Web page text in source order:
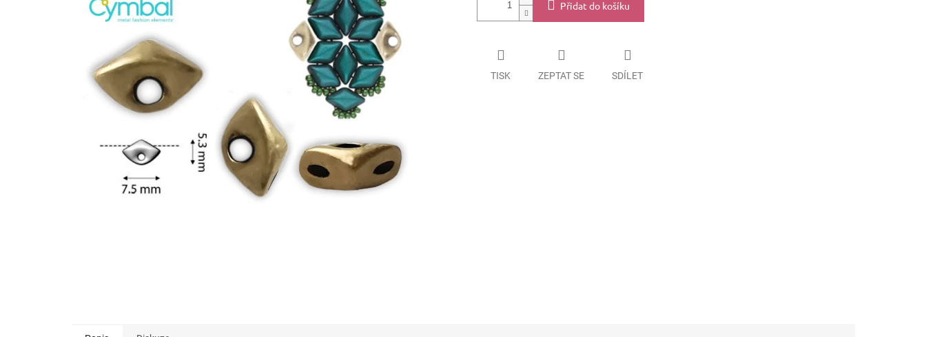
Přidat do košíku
TISK ZEPTAT SE SDÍLET